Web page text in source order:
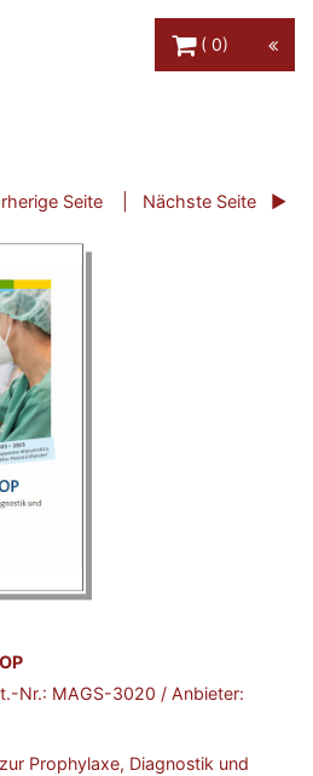
0
Seite Nächste Seite
Nr.: MAGS-3020 / Anbieter:
Prophylaxe, Diagnostik und